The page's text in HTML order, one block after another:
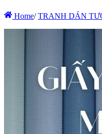
Home/ TRANH DÁN